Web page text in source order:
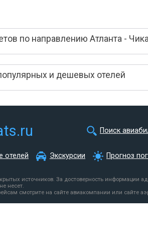
по направлению Атланта -
и дешевых отелей
Поиск
отелей Экскурсии Прогноз
источников. За достоверность информации
несет.
смотрите на сайте авиакомпании или сайте